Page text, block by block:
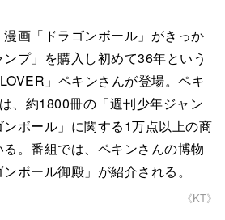
画「ドラゴンボール」がきっか
プ」を購入し初めて36年という
」ペキンさんが登場。ペキ
、約1800冊の「週刊少年ジャン
ボール」に関する1万点以上の商
。番組では、ペキンさんの博物
ボール御殿」が紹介される。
《KT》